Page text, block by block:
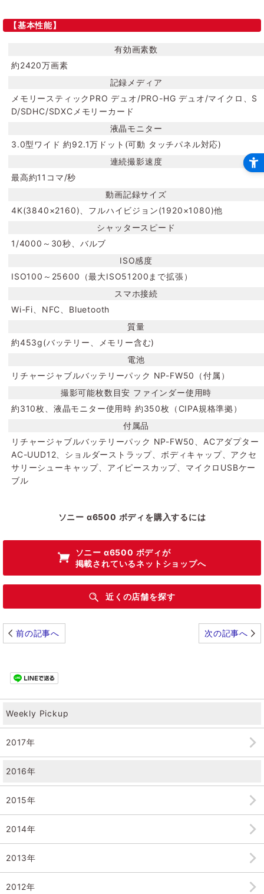
【基本性能】
有効画素数
約2420万画素
記録メディア
メモリースティックPRO デュオ/PRO-HG デュオ/マイクロ、S
D/SDHC/SDXCメモリーカード
液晶モニター
3.0型ワイド 約92.1万ドット(可動 タッチパネル対応)
連続撮影速度
最高約11コマ/秒
動画記録サイズ
4K(3840×2160)、フルハイビジョン(1920×1080)他
シャッタースピード
1/4000～30秒、バルブ
ISO感度
ISO100～25600（最大ISO51200まで拡張）
スマホ接続
Wi-Fi、NFC、Bluetooth
質量
約453g(バッテリー、メモリー含む)
電池
リチャージャブルバッテリーパック NP-FW50（付属）
撮影可能枚数目安 ファインダー使用時
約310枚、液晶モニター使用時 約350枚（CIPA規格準拠）
付属品
リチャージャブルバッテリーパック NP-FW50、ACアダプター
AC-UUD12、ショルダーストラップ、ボディキャップ、アクセ
サリーシューキャップ、アイピースカップ、マイクロUSBケー
ブル
ソニー α6500 ボディを購入するには
ソニー α6500 ボディが
掲載されているネットショップへ
近くの店舗を探す
前の記事へ 次の記事へ
Weekly Pickup
2017年
2016年
2015年
2014年
2013年
2012年